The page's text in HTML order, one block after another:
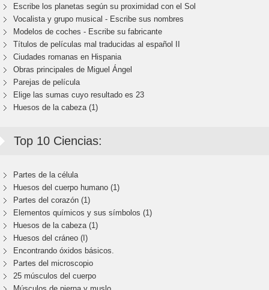
Escribe los planetas según su proximidad con el Sol
Vocalista y grupo musical - Escribe sus nombres
Modelos de coches - Escribe su fabricante
Títulos de películas mal traducidas al español II
Ciudades romanas en Hispania
Obras principales de Miguel Ángel
Parejas de película
Elige las sumas cuyo resultado es 23
Huesos de la cabeza (1)
Top 10 Ciencias:
Partes de la célula
Huesos del cuerpo humano (1)
Partes del corazón (1)
Elementos químicos y sus símbolos (1)
Huesos de la cabeza (1)
Huesos del cráneo (I)
Encontrando óxidos básicos.
Partes del microscopio
25 músculos del cuerpo